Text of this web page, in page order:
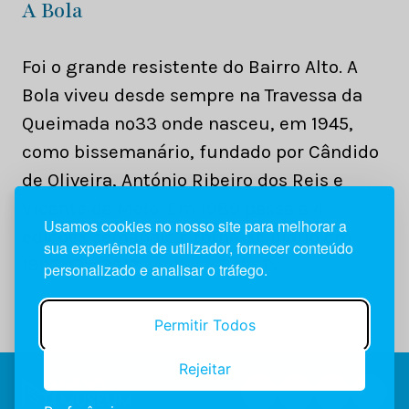
Usamos cookies no nosso site para melhorar a
sua experiência de utilizador, fornecer conteúdo
personalizado e analisar o tráfego.
Permitir Todos
Rejeitar
A Bola
Foi o grande resistente do Bairro Alto. A
Bola viveu desde sempre na Travessa da
Queimada nº33 onde nasceu, em 1945,
como bissemanário, fundado por Cândido
de Oliveira, António Ribeiro dos Reis e
edições semanais e torna-se diário em
1995. Em 2012 acolhe a Bola TV.